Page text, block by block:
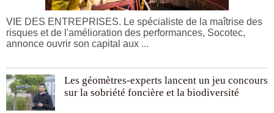
VIE DES ENTREPRISES. Le spécialiste de la maîtrise des
risques et de l'amélioration des performances, Socotec,
annonce ouvrir son capital aux ...
Les géomètres-experts lancent un jeu concours
sur la sobriété foncière et la biodiversité